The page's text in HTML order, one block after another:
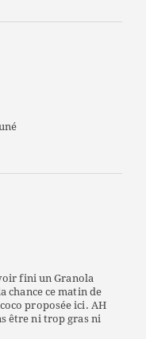
fini un Granola
chance ce matin de
proposée ici. AH
être ni trop gras ni